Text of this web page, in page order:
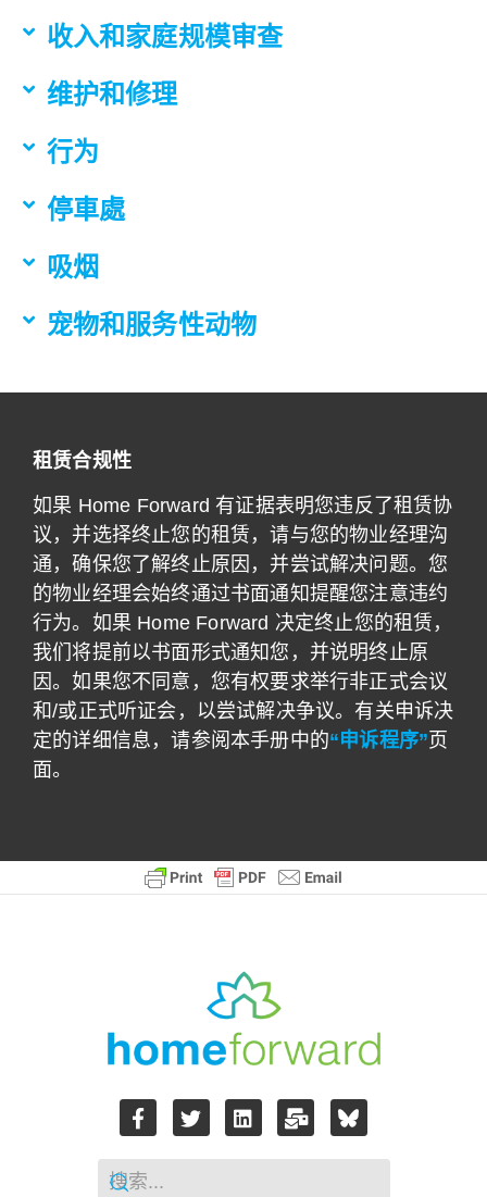
收入和家庭规模审查
维护和修理
行为
停車處
吸烟
宠物和服务性动物
租赁合规性
如果 Home Forward 有证据表明您违反了租赁协
议，并选择终止您的租赁，请与您的物业经理沟
通，确保您了解终止原因，并尝试解决问题。您
的物业经理会始终通过书面通知提醒您注意违约
行为。如果 Home Forward 决定终止您的租赁，
我们将提前以书面形式通知您，并说明终止原
因。如果您不同意，您有权要求举行非正式会议
和/或正式听证会，以尝试解决争议。有关申诉决
定的详细信息，请参阅本手册中的“申诉程序” 页
面。